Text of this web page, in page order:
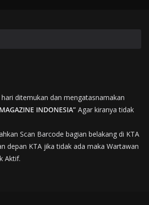
ditemukan dan mengatasnamakan
INDONESIA” Agar kiranya tidak
Scan Barcode bagian belakang di KTA
depan KTA jika tidak ada maka Wartawan
Aktif.